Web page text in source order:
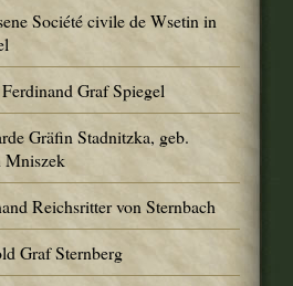
Société civile de Wsetin in
Graf Spiegel
Gräfin Stadnitzka, geb.
Mniszek
Reichsritter von Sternbach
Graf Sternberg